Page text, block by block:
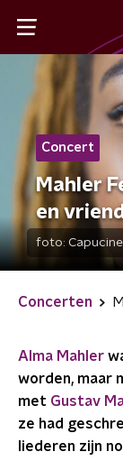
Concert
Mahler
en
foto:
Concerten
Alma Mahler
worden, maar
met Gustav
ze had
liederen zijn